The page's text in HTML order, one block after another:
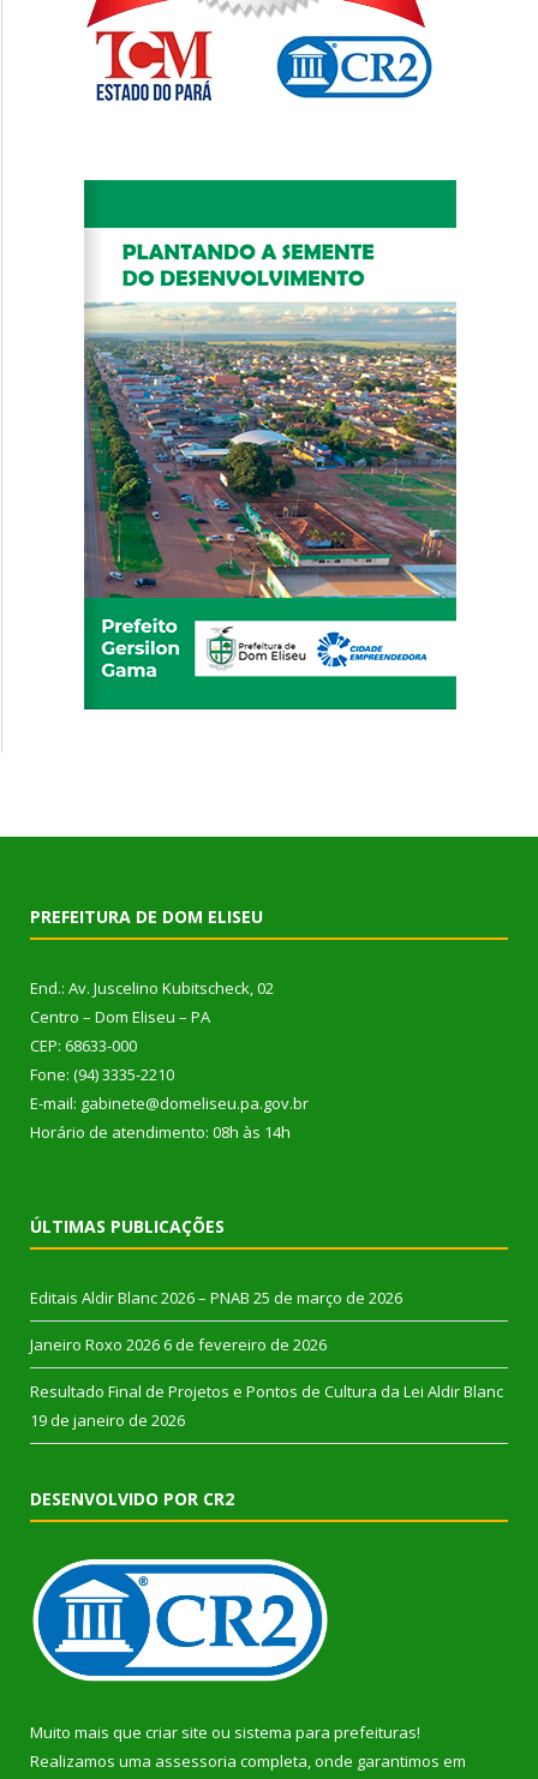
PREFEITURA DE DOM ELISEU
End.: Av. Juscelino Kubitscheck, 02
Centro – Dom Eliseu – PA
CEP: 68633-000
Fone: (94) 3335-2210
E-mail: gabinete@domeliseu.pa.gov.br
Horário de atendimento: 08h às 14h
ÚLTIMAS PUBLICAÇÕES
Editais Aldir Blanc 2026 – PNAB 25 de março de 2026
Janeiro Roxo 2026 6 de fevereiro de 2026
Resultado Final de Projetos e Pontos de Cultura da Lei Aldir Blanc
19 de janeiro de 2026
DESENVOLVIDO POR CR2
Muito mais que criar site ou sistema para prefeituras!
Realizamos uma assessoria completa, onde garantimos em